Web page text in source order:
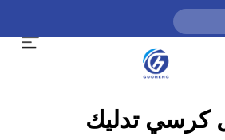
كرسي تدليك